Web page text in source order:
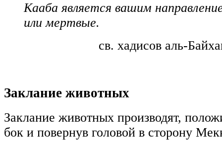
Кааба является вашим
или мертвые.
св. хадисов аль-
Заклание животных
Заклание животных производят,
бок и повернув головой в сторону